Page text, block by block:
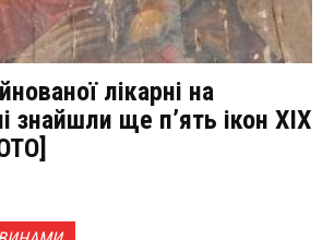
лікарні на
знайшли ще п’ять ікон ХІХ